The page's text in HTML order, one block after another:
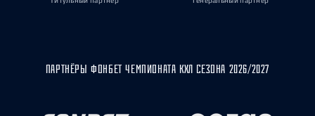
ПАРТНЁРЫ ФОНБЕТ ЧЕМПИОНАТА КХЛ СЕЗОНА 2026/2027